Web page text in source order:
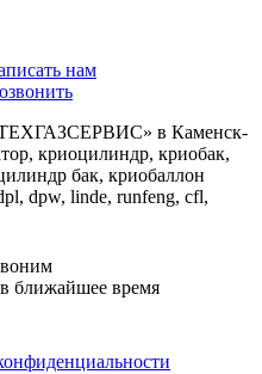
нам
в Каменск-
криоцилиндр, криобак,
бак, криобаллон
dpw, linde, runfeng, cfl,
ближайшее время